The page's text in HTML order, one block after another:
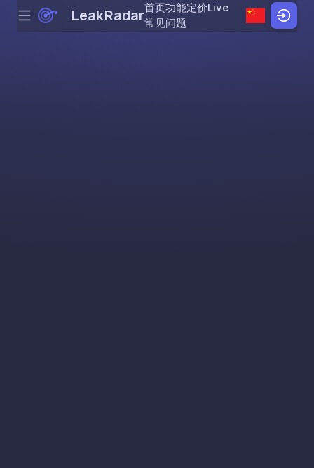
Skip to content
Menu LeakRadar首页功能定价Live
常见问题